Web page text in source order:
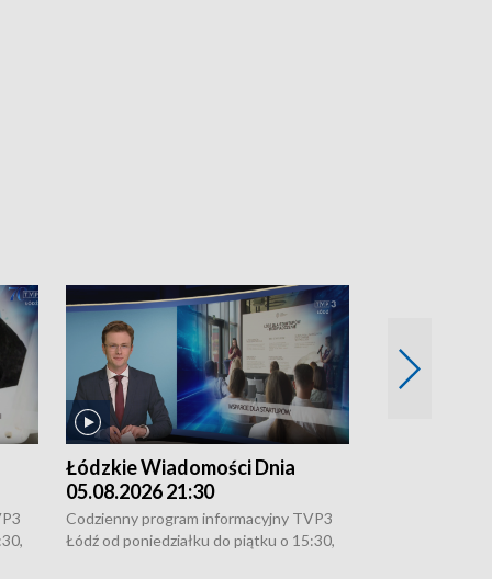
Łódzkie Wiadomości Dnia
05.08.2026 21:30
Codzienny program informacyjny TVP3
Łódź od poniedziałku do piątku o 15:30,